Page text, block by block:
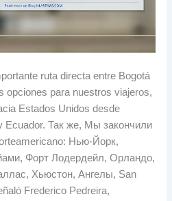
ruta directa entre Bogotá
opciones para nuestros viajeros,
Estados Unidos desde
Ecuador. Так же, Мы закончили
: Нью-Йорк,
Форт Лодердейл, Орландо,
Хьюстон, Ангелы, San
Frederico Pedreira,